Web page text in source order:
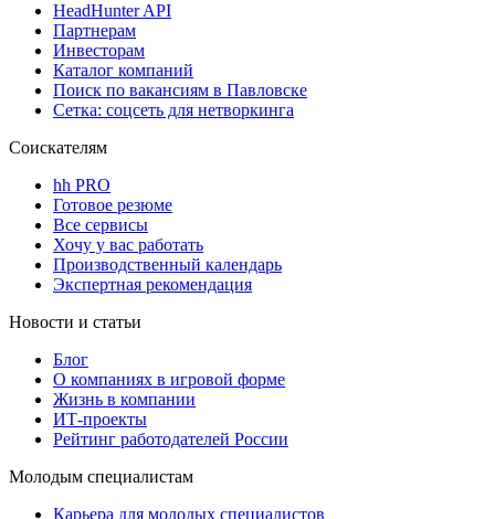
HeadHunter API
Партнерам
Инвесторам
Каталог компаний
Поиск по вакансиям в Павловске
Сетка: соцсеть для нетворкинга
Соискателям
hh PRO
Готовое резюме
Все сервисы
Хочу у вас работать
Производственный календарь
Экспертная рекомендация
Новости и статьи
Блог
О компаниях в игровой форме
Жизнь в компании
ИТ-проекты
Рейтинг работодателей России
Молодым специалистам
Карьера для молодых специалистов